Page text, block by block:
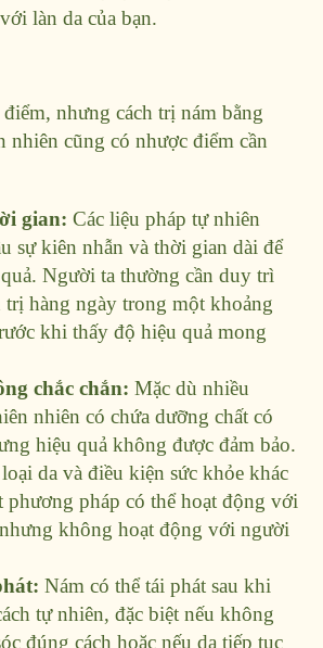
làn da của bạn.
nhưng cách trị nám bằng
nhiên cũng có nhược điểm cần
gian: Các liệu pháp tự nhiên
sự kiên nhẫn và thời gian dài để
Người ta thường cần duy trì
hàng ngày trong một khoảng
khi thấy độ hiệu quả mong
chắc chắn:Mặc dù nhiều
nhiên có chứa dưỡng chất có
hiệu quả không được đảm bảo.
da và điều kiện sức khỏe khác
phương pháp có thể hoạt động với
không hoạt động với người
Nám có thể tái phát sau khi
tự nhiên, đặc biệt nếu không
đúng cách hoặc nếu da tiếp tục